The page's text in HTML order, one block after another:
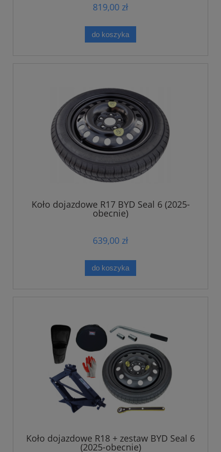
819,00 zł
do koszyka
Koło dojazdowe R17 BYD Seal 6 (2025-
obecnie)
639,00 zł
do koszyka
Koło dojazdowe R18 + zestaw BYD Seal 6
(2025-obecnie)